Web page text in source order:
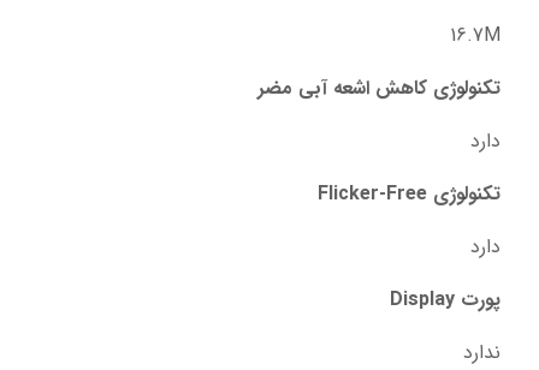
16.7M
تکنولوژی کاهش اشعه آبی مضر
دارد
تکنولوژی Flicker-Free
دارد
پورت Display
ندارد